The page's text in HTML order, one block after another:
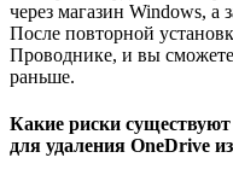
через магазин Windows, а
После повторной
Проводнике, и вы сможете
раньше.
Какие риски существуют
для удаления OneDrive